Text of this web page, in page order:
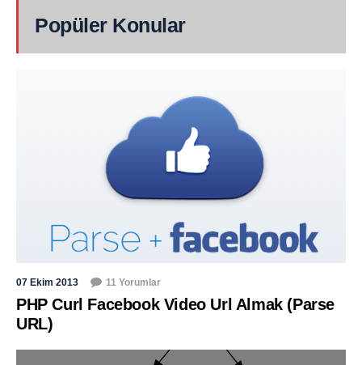
Popüler Konular
07 Ekim 2013 11 Yorumlar
PHP Curl Facebook Video Url Almak (Parse
URL)